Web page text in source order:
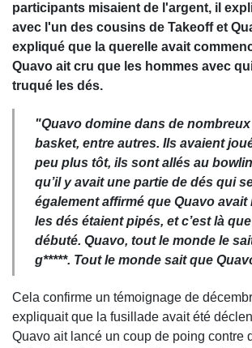
participants misaient de l'argent, il
avec l'un des cousins ​​de Takeoff et
expliqué que la querelle avait
Quavo ait cru que les hommes avec
truqué les dés.
"Quavo domine dans de
basket, entre autres. Ils avaient
peu plus tôt, ils sont allés au
qu’il y avait une partie de dés qui
également affirmé que Quavo avait
les dés étaient pipés, et c’est là
débuté. Quavo, tout le monde le
g*****. Tout le monde sait que
Cela confirme un témoignage de
expliquait que la fusillade avait été
Quavo ait lancé un coup de poing contre